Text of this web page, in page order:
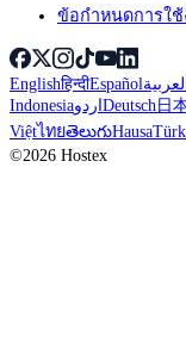
ข้อกำหนดการใช้
Englishहिन्दीEspañol
IndonesiaاردوDeutsch日
ViệtไทยతెలుగుHausa
©2026 Hostex